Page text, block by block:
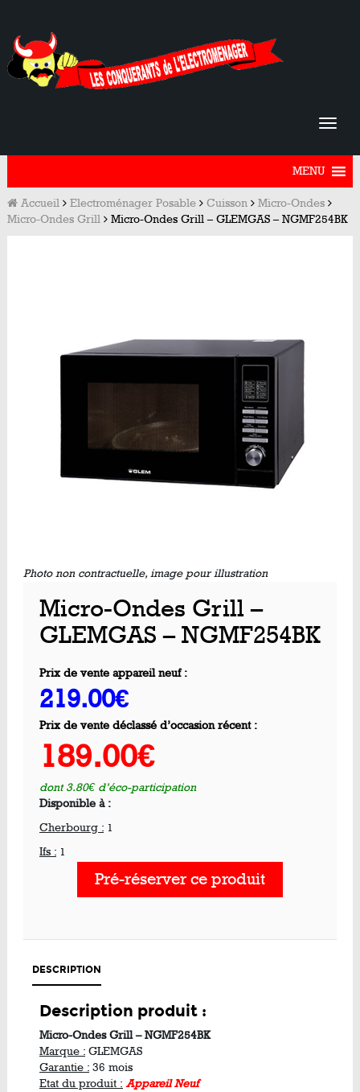
MENU
Accueil Electroménager Posable Cuisson
Micro-Ondes
Micro-Ondes Grill
Micro-Ondes Grill – GLEMGAS – NGMF254BK
Photo non contractuelle, image pour illustration
Micro-Ondes Grill –
GLEMGAS – NGMF254BK
Prix de vente appareil neuf :
219.00€
Prix de vente déclassé d’occasion récent :
189.00€
dont 3.80€ d’éco-participation
Disponible à :
Cherbourg : 1
Ifs : 1
Pré-réserver ce produit
DESCRIPTION
Description produit :
Micro-Ondes Grill – NGMF254BK
Marque : GLEMGAS
Garantie : 36 mois
Etat du produit : Appareil Neuf